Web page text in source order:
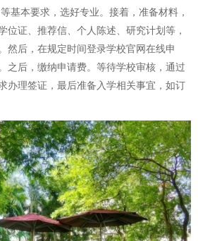
基本要求，选好专业。接着，准备材料，
位证、推荐信、个人陈述、研究计划等，
然后，在规定时间登录学校官网在线申
之后，缴纳申请费。等待学校审核，通过
办理签证，最后准备入学相关事宜，如订